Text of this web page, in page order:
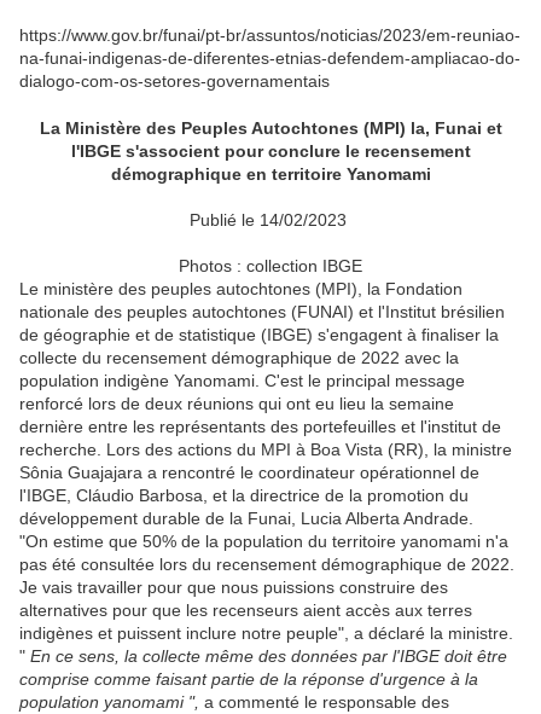
https://www.gov.br/funai/pt-br/assuntos/noticias/2023/em-reuniao-
na-funai-indigenas-de-diferentes-etnias-defendem-ampliacao-do-
dialogo-com-os-setores-governamentais
La Ministère des Peuples Autochtones (MPI) la, Funai et
l'IBGE s'associent pour conclure le recensement
démographique en territoire Yanomami
Publié le 14/02/2023
Photos : collection IBGE
Le ministère des peuples autochtones (MPI), la Fondation
nationale des peuples autochtones (FUNAI) et l'Institut brésilien
de géographie et de statistique (IBGE) s'engagent à finaliser la
collecte du recensement démographique de 2022 avec la
population indigène Yanomami. C'est le principal message
renforcé lors de deux réunions qui ont eu lieu la semaine
dernière entre les représentants des portefeuilles et l'institut de
recherche. Lors des actions du MPI à Boa Vista (RR), la ministre
Sônia Guajajara a rencontré le coordinateur opérationnel de
l'IBGE, Cláudio Barbosa, et la directrice de la promotion du
développement durable de la Funai, Lucia Alberta Andrade.
"On estime que 50% de la population du territoire yanomami n'a
pas été consultée lors du recensement démographique de 2022.
Je vais travailler pour que nous puissions construire des
alternatives pour que les recenseurs aient accès aux terres
indigènes et puissent inclure notre peuple", a déclaré la ministre.
" En ce sens, la collecte même des données par l'IBGE doit être
comprise comme faisant partie de la réponse d'urgence à la
population yanomami ", a commenté le responsable des